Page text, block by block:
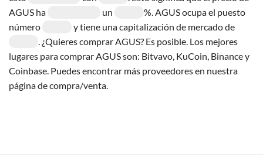
AGUS ha
un
%. AGUS ocupa el puesto
número
y tiene una capitalización de mercado de
. ¿Quieres comprar AGUS? Es posible. Los mejores
lugares para comprar AGUS son: Bitvavo, KuCoin, Binance y
Coinbase. Puedes encontrar más proveedores en nuestra
página de compra/venta.